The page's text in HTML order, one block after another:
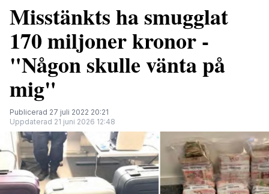
Misstänkts ha smugglat
170 miljoner kronor -
"Någon skulle vänta på
mig"
Publicerad 27 juli 2022 20:21
Uppdaterad 21 juni 2026 12:48